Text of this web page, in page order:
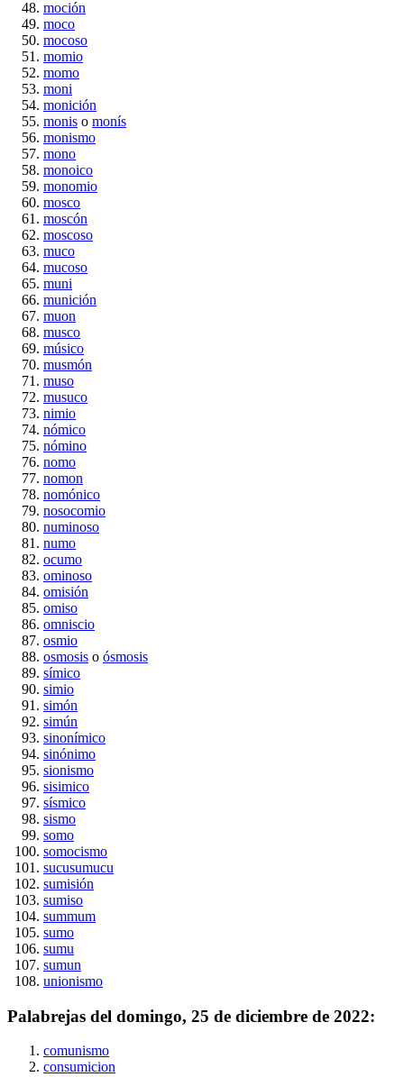
moción
moco
mocoso
momio
momo
moni
monición
monis o monís
monismo
mono
monoico
monomio
mosco
moscón
moscoso
muco
mucoso
muni
munición
muon
musco
músico
musmón
muso
musuco
nimio
nómico
nómino
nomo
nomon
nomónico
nosocomio
numinoso
numo
ocumo
ominoso
omisión
omiso
omniscio
osmio
osmosis o ósmosis
símico
simio
simón
simún
sinonímico
sinónimo
sionismo
sisimico
sísmico
sismo
somo
somocismo
sucusumucu
sumisión
sumiso
summum
sumo
sumu
sumun
unionismo
Palabrejas del domingo, 25 de diciembre de 2022:
comunismo
consumicion